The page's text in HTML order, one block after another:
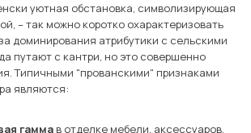
уютная обстановка, символизирующая
– так можно коротко охарактеризовать
доминирования атрибутики с сельскими
путают с кантри, но это совершенно
Типичными "прованскими" признаками
являются:
гамма в отделке мебели, аксессуаров,